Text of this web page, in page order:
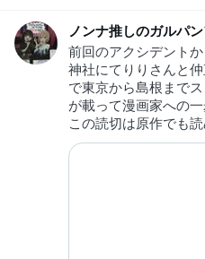
前回のアクシデント
神社にてりりさんと
で東京から島根まで
が載って漫画家への
この読切は原作でも